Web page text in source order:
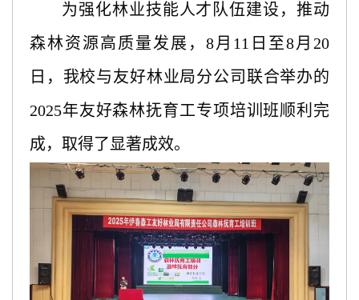
为强化林业技能人才队伍建设，推动
森林资源高质量发展，8月11日至8月20
日 ，我校与友好林业局分公司联合举办的
2025年友好森林抚育工专项培训班顺利完
成，取得了显著成效。